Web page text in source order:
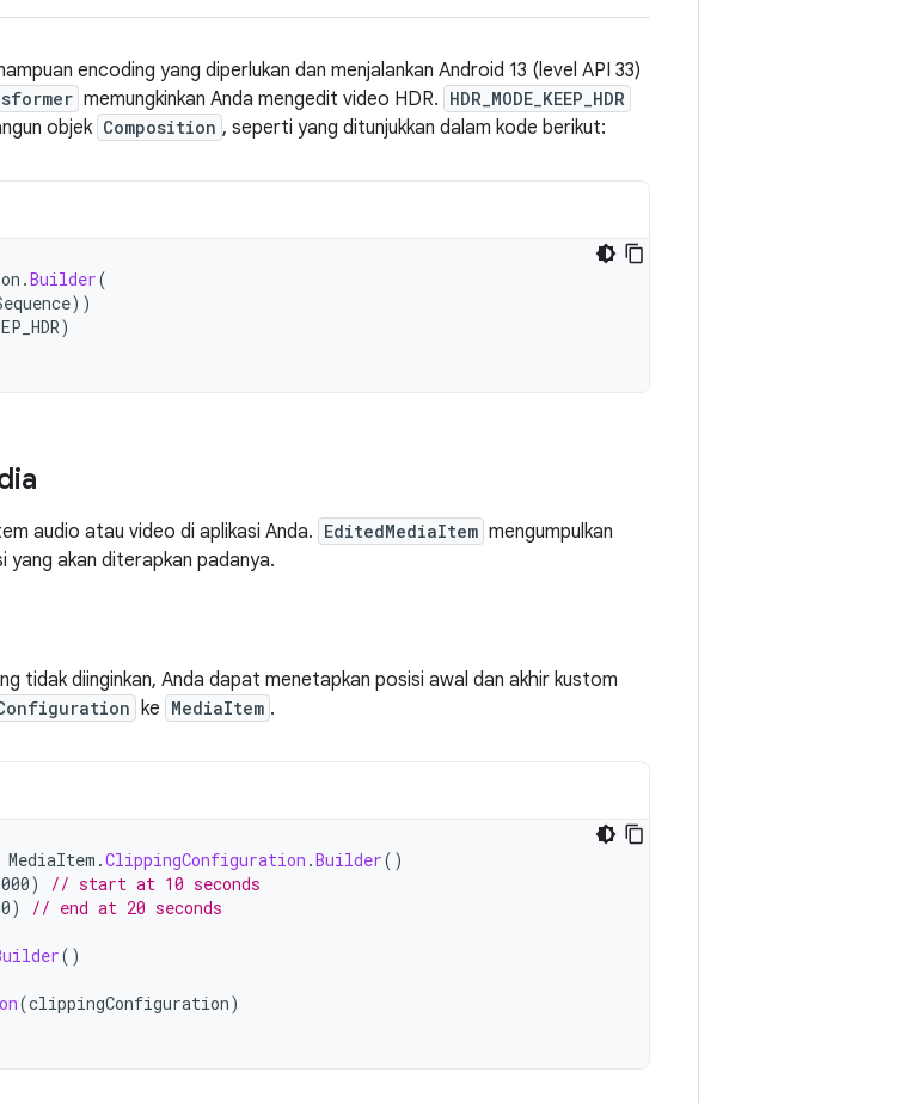
encoding yang diperlukan dan menjalankan Android 13 (level API 33)
memungkinkan Anda mengedit video HDR. HDR_MODE_KEEP_HDR
objek Composition , seperti yang ditunjukkan dalam kode berikut:
.Builder(
))
)
audio atau video di aplikasi Anda. EditedMediaItem mengumpulkan
akan diterapkan padanya.
tidak diinginkan, Anda dapat menetapkan posisi awal dan akhir kustom
ke MediaItem .
MediaItem .ClippingConfiguration .Builder()
_000)
// start at 10 seconds
)
// end at 20 seconds
()
(clippingConfiguration)